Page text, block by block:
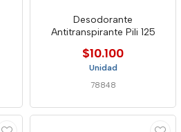
Desodorante
Antitranspirante Pili 125
$10.100
Unidad
78848